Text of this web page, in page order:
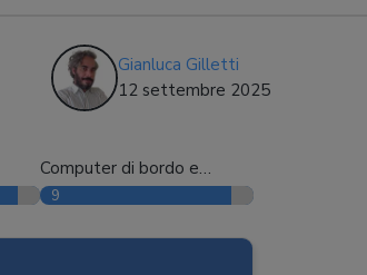
Gianluca Gilletti
12 settembre 2025
Computer di bordo e
accessori
9